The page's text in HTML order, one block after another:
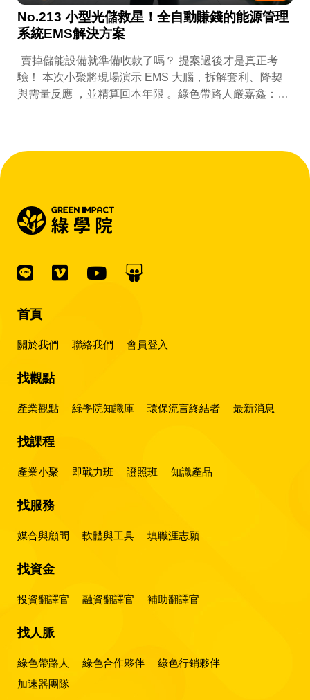
No.213 小型光儲救星！全自動賺錢的能源管理
系統EMS解決方案
賣掉儲能設備就準備收款了嗎？ 提案過後才是真正考
驗！ 本次小聚將現場演示 EMS 大腦，拆解套利、降契
與需量反應 ，並精算回本年限 。綠色帶路人嚴嘉鑫：
首頁
關於我們 聯絡我們 會員登入
找觀點
產業觀點 綠學院知識庫 環保流言終結者 最新消息
找課程
產業小聚 即戰力班 證照班 知識產品
找服務
媒合與顧問 軟體與工具 填職涯志願
找資金
投資翻譯官 融資翻譯官 補助翻譯官
找人脈
綠色帶路人 綠色合作夥伴
綠色行銷夥伴
加速器團隊